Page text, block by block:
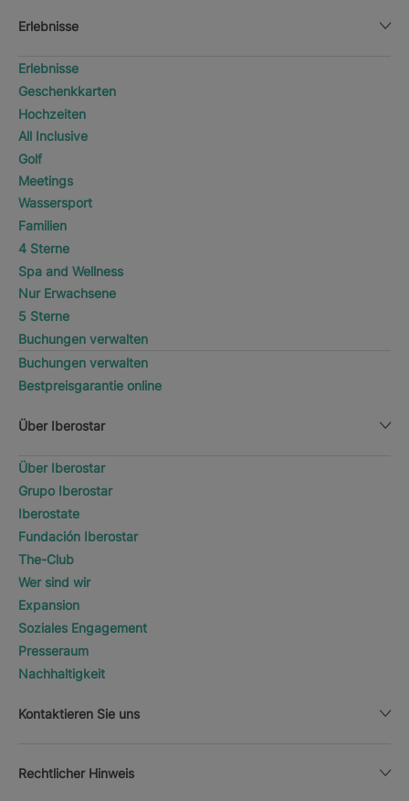
Erlebnisse
Erlebnisse
Geschenkkarten
Hochzeiten
All Inclusive
Golf
Meetings
Wassersport
Familien
4 Sterne
Spa and Wellness
Nur Erwachsene
5 Sterne
Buchungen verwalten
Buchungen verwalten
Bestpreisgarantie online
Über Iberostar
Über Iberostar
Grupo Iberostar
Iberostate
Fundación Iberostar
The-Club
Wer sind wir
Expansion
Soziales Engagement
Presseraum
Nachhaltigkeit
Kontaktieren Sie uns
Rechtlicher Hinweis